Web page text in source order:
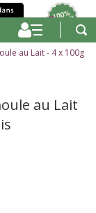
au Lait - 4 x 100g
au Lait